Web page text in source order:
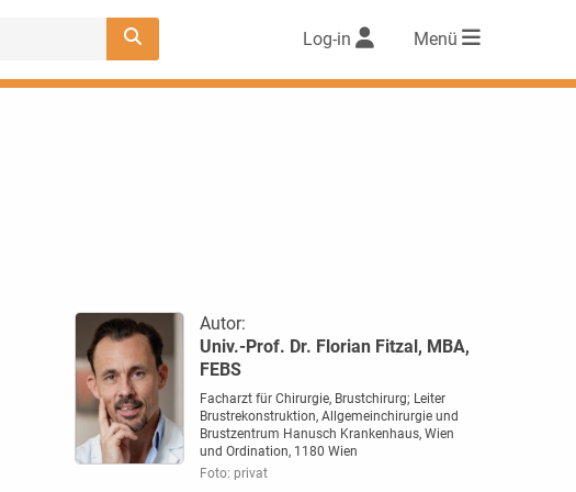
Log-in Menü
Autor:
Univ.-Prof. Dr. Florian Fitzal, MBA,
FEBS
Facharzt für Chirurgie, Brustchirurg; Leiter
Brustrekonstruktion, Allgemeinchirurgie und
Brustzentrum Hanusch Krankenhaus, Wien
und Ordination, 1180 Wien
Foto: privat